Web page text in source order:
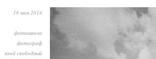
18 мая 2014
фотошкола
фотограф
вход свободный